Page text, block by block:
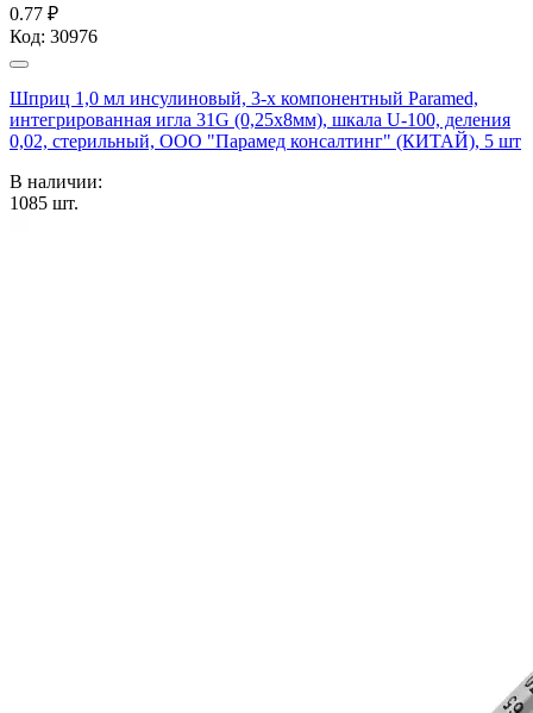
0.77 ₽
Код: 30976
Шприц 1,0 мл инсулиновый, 3-х компонентный Paramed,
интегрированная игла 31G (0,25x8мм), шкала U-100, деления
0,02, стерильный, ООО "Парамед консалтинг" (КИТАЙ), 5 шт
В наличии:
1085 шт.